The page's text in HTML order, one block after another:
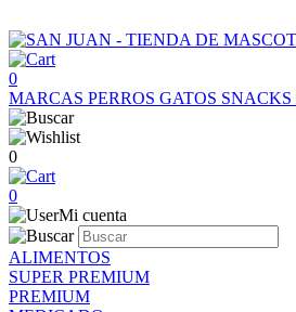
0
MARCAS PERROS GATOS SNACKS
0
0
Mi cuenta
ALIMENTOS
SUPER PREMIUM
PREMIUM